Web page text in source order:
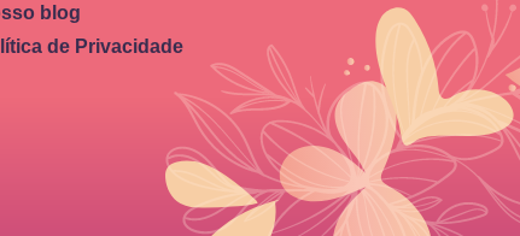
blog
de Privacidade